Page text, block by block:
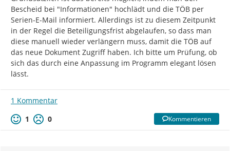
Bescheid bei "Informationen" hochlädt und die TÖB per
Serien-E-Mail informiert. Allerdings ist zu diesem Zeitpunkt
in der Regel die Beteiligungsfrist abgelaufen, so dass man
diese manuell wieder verlängern muss, damit die TÖB auf
das neue Dokument Zugriff haben. Ich bitte um Prüfung, ob
sich das durch eine Anpassung im Programm elegant lösen
lässt.
1 Kommentar
1
0 Kommentieren